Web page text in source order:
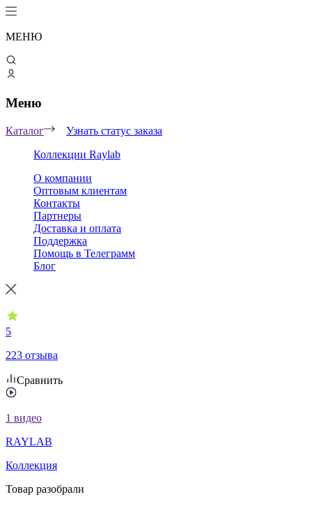
МЕНЮ
Меню
Каталог
Узнать статус заказа
Коллекции Raylab
О компании
Оптовым клиентам
Контакты
Партнеры
Доставка и оплата
Поддержка
Помощь в Телеграмм
Блог
5
223 отзыва
Сравнить
1 видео
RAYLAВ
Коллекция
Товар разобрали